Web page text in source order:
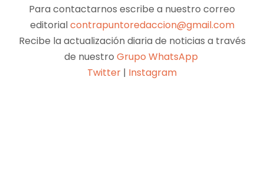
Para contactarnos escribe a nuestro correo
editorialcontrapuntoredaccion@gmail.com
Recibe la actualización diaria de noticias a través
de nuestro Grupo WhatsApp
Twitter | Instagram